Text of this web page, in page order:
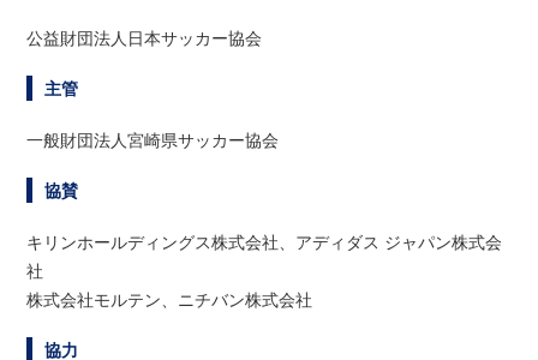
公益財団法人日本サッカー協会
主管
一般財団法人宮崎県サッカー協会
協賛
キリンホールディングス株式会社、アディダス ジャパン株式会
社
株式会社モルテン、ニチバン株式会社
協力